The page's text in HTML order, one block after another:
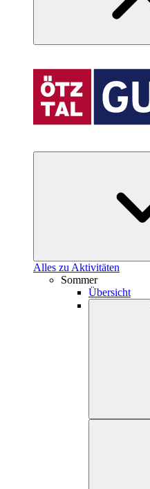
Alles zu Aktivitäten
Sommer
Übersicht